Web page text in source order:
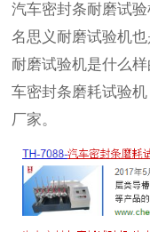
汽车密封条耐磨试
名思义耐磨试验机
耐磨试验机是什么
车密封条磨耗试验
厂家。